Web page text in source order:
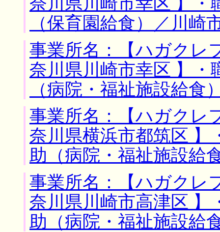
（保育園給食）／川崎
事業所名：【ハガクレ
奈川県川崎市幸区 】・
（病院・福祉施設給食
事業所名：【ハガクレ
奈川県横浜市都筑区 】
助（病院・福祉施設給
事業所名：【ハガクレ
奈川県川崎市高津区 】
助（病院・福祉施設給